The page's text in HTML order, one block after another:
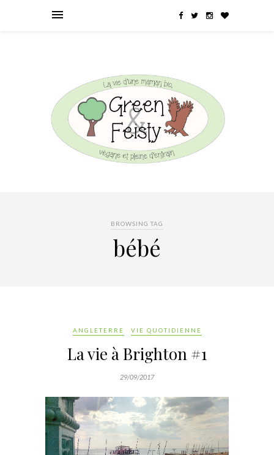
BROWSING TAG
bébé
ANGLETERRE VIE QUOTIDIENNE
La vie à Brighton #1
29/09/2017